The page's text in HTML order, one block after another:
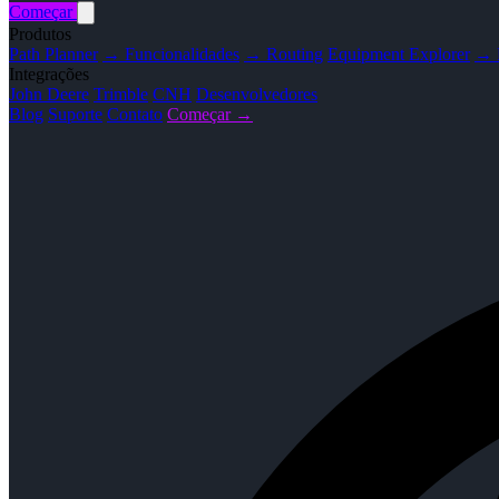
Começar
Produtos
Path Planner → Funcionalidades → Routing Equipment Explorer →
Integrações
John Deere Trimble CNH Desenvolvedores
Blog Suporte Contato Começar →